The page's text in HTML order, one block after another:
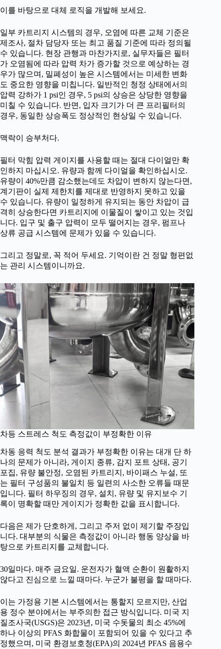
이를 바탕으로 대체 로직을 개발해 보세요.
일부 카트리지 시스템의 경우, 오염에 따른 교체 기준은
제조사, 절차 담당자 또는 최고 품질 기준에 따라 정의될
수 있습니다. 현장 관행과 마찬가지로, 실무자들은 필터
가 오염됨에 따라 압력 차가 증가할 것으로 예상하는 경
우가 많으며, 밀폐성이 높은 시스템에서는 미세한 변화
도 중요한 영향을 미칩니다. 일반적인 청정 상태에서의
압력 강하가 1 psi인 경우, 5 psi의 상승은 상당한 영향을
미칠 수 있습니다. 반면, 입자 크기가 더 큰 프리필터의
경우, 동일한 상승폭도 정상적인 현상일 수 있습니다.
맥락이 승부처다.
필터 막힘 압력 게이지를 사용할 때는 절대 다이얼만 확
인하지 마십시오. 유량과 함께 다이얼을 확인하십시오.
유량이 40%만큼 감소했는데도 차압이 변하지 않는다면,
계기판이 실제 제한치를 제대로 반영하지 못하고 있을
수 있습니다. 유량이 일정하게 유지되는 동안 차압이 급
격히 상승한다면 카트리지에 이물질이 쌓이고 있는 것입
니다. 입구 및 출구 압력이 모두 떨어지는 경우, 펌프나
상류 공급 시스템에 문제가 있을 수 있습니다.
그리고 정말로, 꼭 적어 두세요. 기억이란 건 정말 형편없
는 관리 시스템이니까요.
차등 스트레스 척도 측정값이 부정확한 이유
차동 응력 척도 분석 결과가 부정확한 이유는 대개 단 하
나의 문제가 아니라, 게이지 종류, 감지 포트 상태, 공기
포집, 유량 불안정, 오염된 카트리지, 바이패스 누설, 또
는 필터 구성품의 불일치 등 일련의 사소한 오류들 때문
입니다. 필터 하우징의 경우, 설치, 유량 및 유지보수 기
록이 명확할 때만 게이지가 정확한 값을 표시합니다.
다음은 제가 단호하게, 그리고 주저 없이 제기할 주장입
니다. 대부분의 식물은 측정값이 아니라 행동 양상을 바
탕으로 카트리지를 교체합니다.
30일마다. 매주 금요일. 운전자가 혈액 순환이 원활하지
않다고 진심으로 느낄 때마다. 누군가 불평을 할 때마다.
이는 가정용 기본 시스템에서는 통할지 모르지만, 산업
용 정수 분야에서는 부주의한 접근 방식입니다. 미국 지
질조사국(USGS)은 2023년, 미국 수돗물의 최소 45%에
하나 이상의 PFAS 화합물이 포함되어 있을 수 있다고 추
정했으며, 미국 환경보호청(EPA)의 2024년 PFAS 음용수